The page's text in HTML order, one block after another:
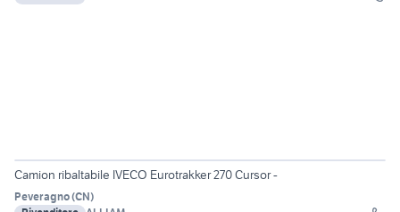
Camion ribaltabile IVECO Eurotrakker 270 Cursor -
Peveragno(CN)